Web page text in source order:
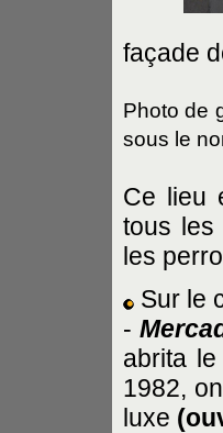
façade
Photo de
sous le
Ce lieu
tous les
les
Sur le
-
abrita
1982,
luxe